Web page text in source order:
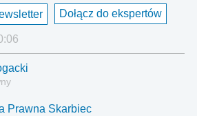
Dołącz do ekspertów
Prawna Skarbiec